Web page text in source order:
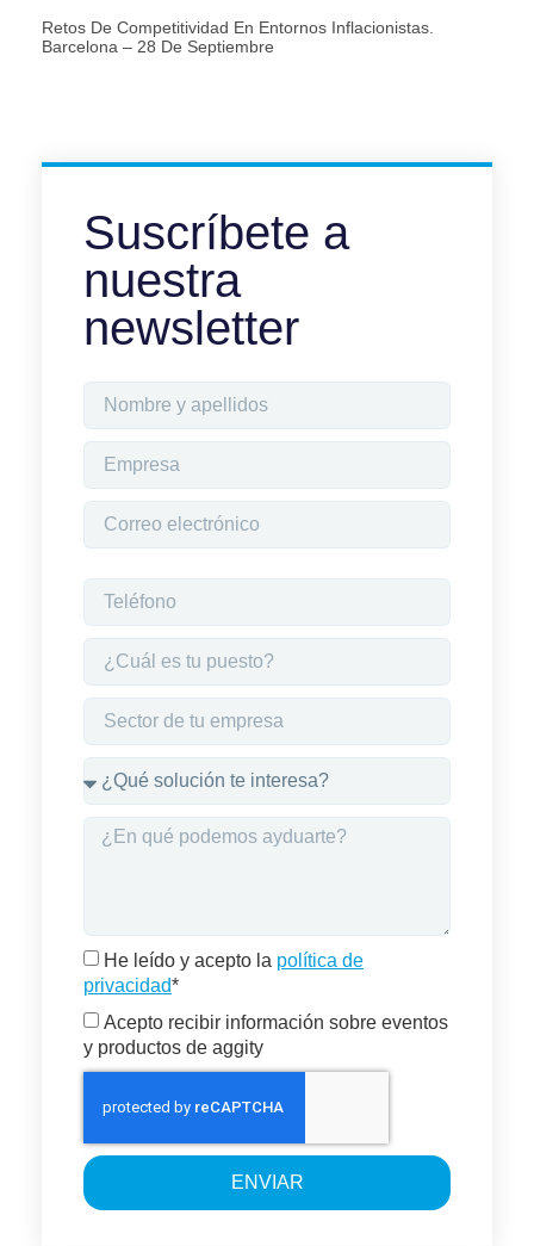
Retos De Competitividad En Entornos Inflacionistas.
Barcelona – 28 De Septiembre
Suscríbete a
nuestra
newsletter
He leído y acepto la política de
privacidad*
Acepto recibir información sobre eventos
y productos de aggity
ENVIAR